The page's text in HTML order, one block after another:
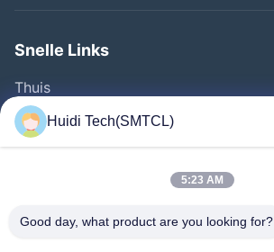
Snelle Links
Thuis
Producten
Videos
Fabrieksreis
Huidi Tech(SMTCL)
5:23 AM
Good day, what product are you looking for?